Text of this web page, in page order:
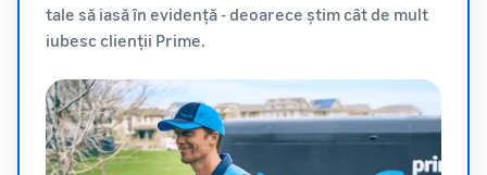
tale să iasă în evidență - deoarece știm cât de mult
iubesc clienții Prime.